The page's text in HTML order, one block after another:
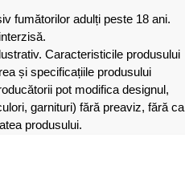
fumătorilor adulți peste 18 ani.
Caracteristicile produsului
și specificațiile produsului
pot modifica designul,
garnituri) fără preaviz, fără ca
produsului.